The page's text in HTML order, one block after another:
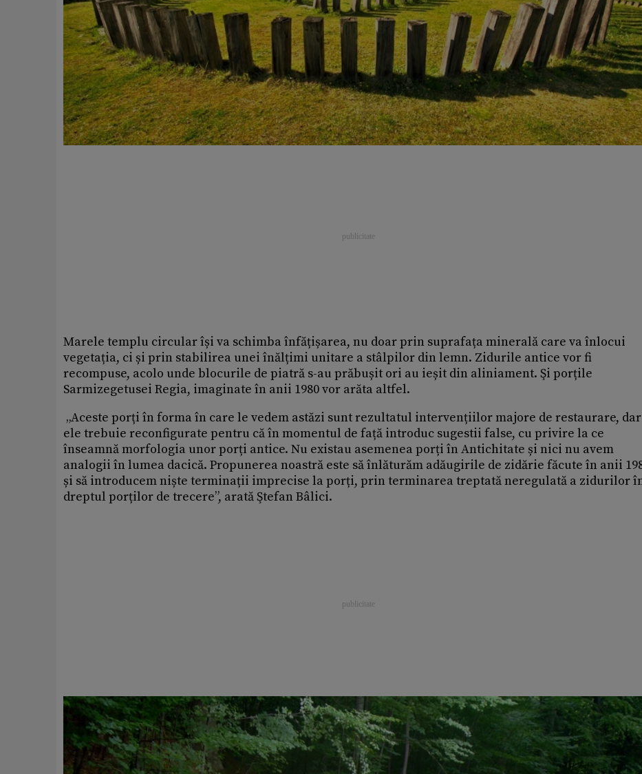
Marele templu circular își va schimba înfățișarea, nu doar prin suprafața minerală care va înlocui
vegetația, ci și prin stabilirea unei înălțimi unitare a stâlpilor din lemn. Zidurile antice vor fi
recompuse, acolo unde blocurile de piatră s-au prăbușit ori au ieșit din aliniament. Şi porțile
Sarmizegetusei Regia, imaginate în anii 1980 vor arăta altfel.
„Aceste porți în forma în care le vedem astăzi sunt rezultatul intervențiilor majore de restaurare, dar
ele trebuie reconfigurate pentru că în momentul de față introduc sugestii false, cu privire la ce
înseamnă morfologia unor porți antice. Nu existau asemenea porți în Antichitate și nici nu avem
analogii în lumea dacică. Propunerea noastră este să înlăturăm adăugirile de zidărie făcute în anii
și să introducem niște terminații imprecise la porți, prin terminarea treptată neregulată a zidurilor
dreptul porților de trecere”, arată Ştefan Bâlici.